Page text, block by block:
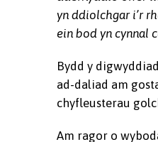
yn ddiolchgar i’r
ein bod yn cynnal
Bydd y
ad-daliad am
chyfleusterau
Am ragor o